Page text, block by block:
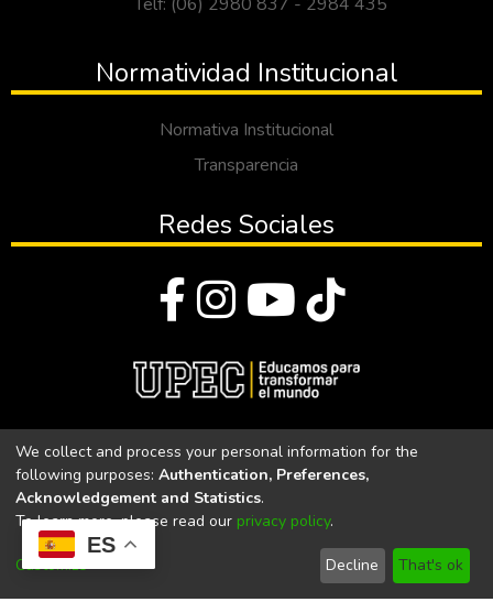
ES
Normatividad Institucional
Normativa Institucional
Transparencia
Redes Sociales
Universidad Politécnica Estatal del Carchi
Universidad Politécnica Estatal del Carchi | Acreditada por el
CACES Resolución N°. 160-SE-33-CACES-2020
We collect and process your personal information for the
following purposes: Authentication, Preferences,
Acknowledgement and Statistics.
To learn more, please read our privacy policy.
Customize Decline That's ok